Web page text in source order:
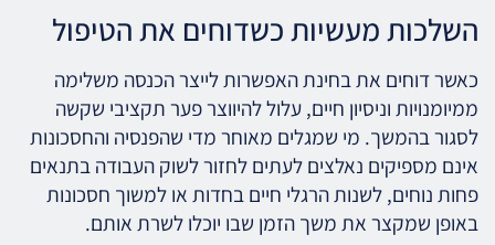
השלכות מעשיות כשדוחים את הטיפול
כאשר דוחים את בחינת האפשרות לייצר הכנסה משלימה
ממיומנויות וניסיון חיים, עלול להיווצר פער תקציבי שקשה
לסגור בהמשך. מי שמגלים מאוחר מדי שהפנסיה והחסכונות
אינם מספיקים נאלצים לעתים לחזור לשוק העבודה בתנאים
פחות נוחים, לשנות הרגלי חיים בחדות או למשוך חסכונות
באופן שמקצר את משך הזמן שבו יוכלו לשרת אותם.